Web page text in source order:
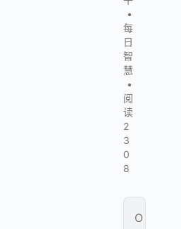
•
每
日
智
慧
•
阅
读
2
3
0
8
O